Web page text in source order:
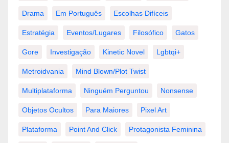
Drama Em Português Escolhas Difíceis
Estratégia Eventos/lugares Filosófico Gatos
Gore Investigação Kinetic Novel Lgbtqi+
Metroidvania Mind Blown/plot Twist
Multiplataforma Ninguém Perguntou Nonsense
Objetos Ocultos Para Maiores Pixel Art
Plataforma Point And Click Protagonista Feminina